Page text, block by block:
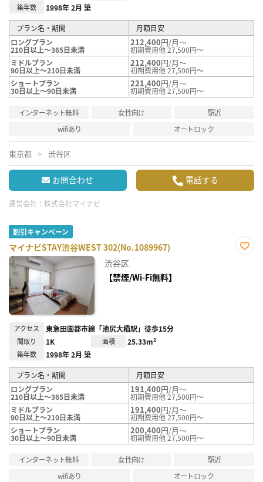
築年数 1998年 2月 築
プラン名・期間
月額目安
ロングプラン
210日以上～365日未満
212,400円/月～
初期費用他 27,500円～
ミドルプラン
90日以上～210日未満
212,400円/月～
初期費用他 27,500円～
ショートプラン
30日以上～90日未満
221,400円/月～
初期費用他 27,500円～
インターネット無料 女性向け
駅近
wifiあり
オートロック
東京都 渋谷区
お問合わせ 電話する
運営会社： 株式会社マイナビ
割引キャンペーン
マイナビSTAY渋谷WEST 302(No.1089967)
渋谷区
【禁煙/Wi-Fi無料】
アクセス 東急田園都市線「池尻大橋駅」徒歩15分
間取り 1K 面積 25.33m²
築年数 1998年 2月 築
プラン名・期間
月額目安
ロングプラン
210日以上～365日未満
191,400円/月～
初期費用他 27,500円～
ミドルプラン
90日以上～210日未満
191,400円/月～
初期費用他 27,500円～
ショートプラン
30日以上～90日未満
200,400円/月～
初期費用他 27,500円～
インターネット無料 女性向け
駅近
wifiあり
オートロック